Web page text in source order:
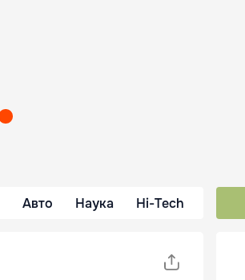
Авто Наука Hi-Tech